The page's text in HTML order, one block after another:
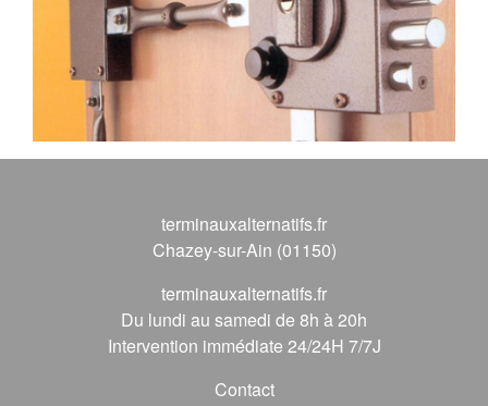
terminauxalternatifs.fr
Chazey-sur-Ain (01150)
terminauxalternatifs.fr
Du lundi au samedi de 8h à 20h
Intervention immédiate 24/24H 7/7J
Contact